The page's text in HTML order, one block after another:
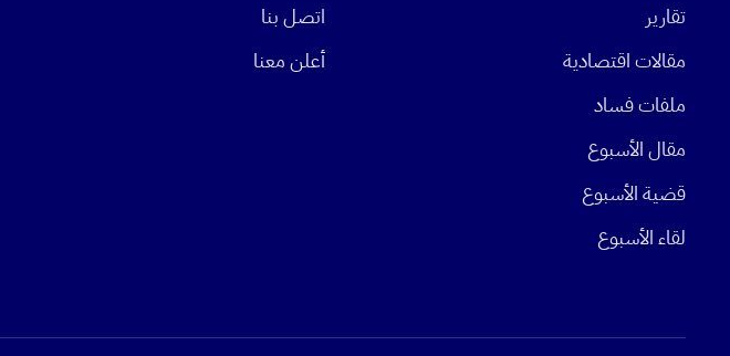
تقارير
مقالات اقتصادية
ملفات فساد
مقال الأسبوع
قضية الأسبوع
لقاء الأسبوع
اتصل بنا
أعلن معنا